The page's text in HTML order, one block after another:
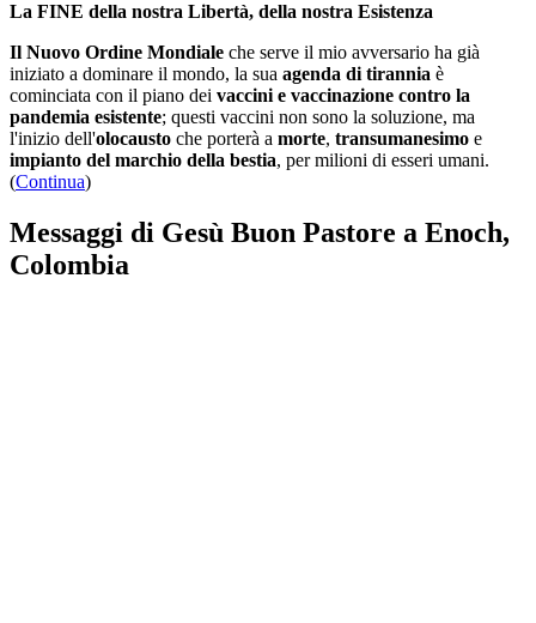
La FINE della nostra Libertà, della nostra Esistenza
Il Nuovo Ordine Mondiale che serve il mio avversario ha già
iniziato a dominare il mondo, la sua agenda di tirannia è
cominciata con il piano dei vaccini e vaccinazione contro la
pandemia esistente; questi vaccini non sono la soluzione, ma
l'inizio dell'olocausto che porterà a morte, transumanesimo e
impianto del marchio della bestia, per milioni di esseri umani.
(Continua)
Messaggi di Gesù Buon Pastore a Enoch,
Colombia